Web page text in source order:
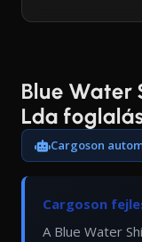
Blue Water
Lda
Cargoson
Cargoson
A Blue Water